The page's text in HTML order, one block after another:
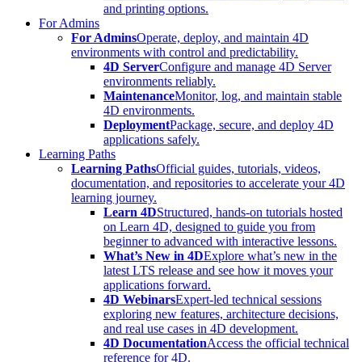
and printing options.
For Admins
For AdminsOperate, deploy, and maintain 4D
environments with control and predictability.
4D ServerConfigure and manage 4D Server
environments reliably.
MaintenanceMonitor, log, and maintain stable
4D environments.
DeploymentPackage, secure, and deploy 4D
applications safely.
Learning Paths
Learning PathsOfficial guides, tutorials, videos,
documentation, and repositories to accelerate your 4D
learning journey.
Learn 4DStructured, hands-on tutorials hosted
on Learn 4D, designed to guide you from
beginner to advanced with interactive lessons.
What’s New in 4DExplore what’s new in the
latest LTS release and see how it moves your
applications forward.
4D WebinarsExpert-led technical sessions
exploring new features, architecture decisions,
and real use cases in 4D development.
4D DocumentationAccess the official technical
reference for 4D.